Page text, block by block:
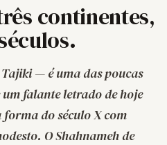
continentes,
Tajiki— é uma das poucas
falante letrado de hoje
forma do século X com
OShahnameh de